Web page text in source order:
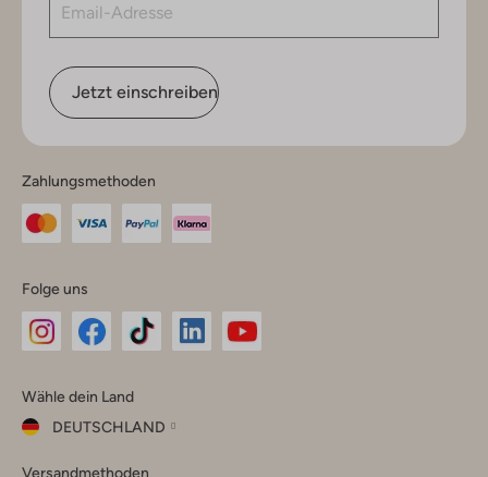
Jetzt einschreiben
Zahlungsmethoden
Folge uns
Instagram
Facebook
TikTok
Wähle dein Land
DEUTSCHLAND
Versandmethoden